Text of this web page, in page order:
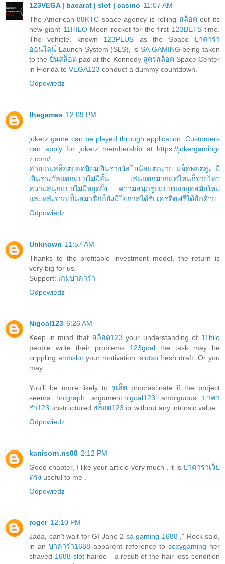
123VEGA | bacarat | slot | casino 11:07 AM
The American88KTC space agency is rolling สล็อตout its
new giant 11HILOMoon rocket for the first 123BETStime.
The vehicle, known 123PLUS as the Spaceบาคาร่า
ออนไลน์ Launch System (SLS), is SA GAMING being taken
to the ปั่นสล็อต pad at the Kennedy สูตรสล็อต Space Center
in Florida to VEGA123 conduct a dummy countdown.
Odpowiedz
thegames 12:09 PM
jokerz game can be played through application. Customers
can apply for jokerz membership at https://jokergaming-
z.com/
ค่ายเกมสล็อตยอดนิยมเงินรางวัลโบนัสแตกง่าย แจ็คพอตสูง มี
เงินรางวัลแตกแบบไม่มีอั้น เล่นแตกมากแค่ไหนก็จ่ายไหว
ความสนุกแบบไม่มีหยุดยั้ง ความสนุกรูปแบบของยุคสมัยใหม่
และหลังจากเป็นสมาชิกก็ยังมีโอกาสได้รับเครดิตฟรีได้อีกด้วย.
Odpowiedz
Unknown 11:57 AM
Thanks to the profitable investment model, the return is
very big for us.
Support: เกมบาคาร่า
Odpowiedz
Nigoal123 6:26 AM
Keep in mind that สล็อต123 your understanding of 11hilo
people write their problems 123goal the task may be
crippling ambslotyour motivation. slotxofresh draft. Or you
may.
You’ll be more likely toรูเล็ต procrastinate if the project
seems hotgraph argument. nigoal123 ambiguous บาคา
ร่า123 unstructured สล็อต123 or without any intrinsic value.
Odpowiedz
kanisorn.ns08 2:12 PM
Good chapter, I like your article very much , it is บาคาร่าเว็บ
ตรง useful to me .
Odpowiedz
roger 12:10 PM
Jada, can't wait for GI Jane 2 sa gaming 1688 ," Rock said,
in anบาคาร่า1688 apparent reference to sexygaming her
shaved 1688 slothairdo - a result of the hair loss condition